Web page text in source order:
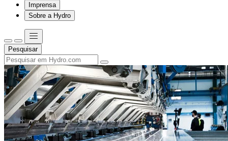
Imprensa
Sobre a Hydro
Pesquisar